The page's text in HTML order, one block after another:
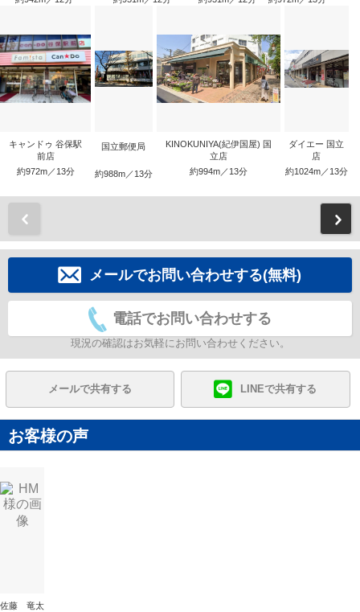
キャンドゥ 谷保駅
前店
約972m／13分
国立郵便局
約988m／13分
KINOKUNIYA(紀伊国屋) 国
立店
約994m／13分
ダイエー 国立
店
約1024m／13分
メールでお問い合わせする(無料)
電話でお問い合わせする
現況の確認はお気軽にお問い合わせください。
メールで共有する LINEで共有する
お客様の声
佐藤 竜太